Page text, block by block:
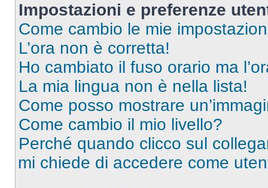
Impostazioni e preferenze
Come cambio le mie
L’ora non è corretta!
Ho cambiato il fuso orario ma
La mia lingua non è nella lista!
Come posso mostrare
Come cambio il mio livello?
Perché quando clicco sul
mi chiede di accedere come